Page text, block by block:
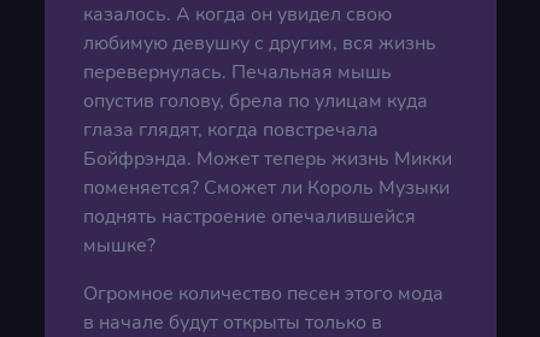
казалось. А когда он увидел свою
любимую девушку с другим, вся жизнь
перевернулась. Печальная мышь
опустив голову, брела по улицам куда
глаза глядят, когда повстречала
Бойфрэнда. Может теперь жизнь Микки
поменяется? Сможет ли Король Музыки
поднять настроение опечалившейся
мышке?
Огромное количество песен этого мода
в начале будут открыты только в